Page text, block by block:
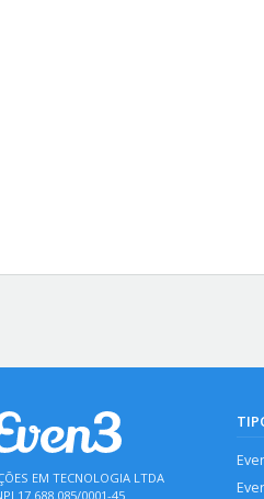
EM TECNOLOGIA LTDA
17.688.085/0001-45